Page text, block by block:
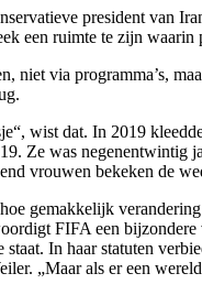
president van
een ruimte te zijn
niet via programma’s,
wist dat. In 2019
Ze was
vrouwen bekeken de
gemakkelijk
FIFA een
staat. In haar statuten
„Maar als er een